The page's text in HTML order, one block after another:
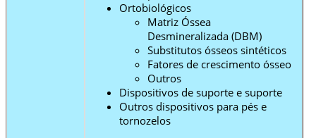
Ortobiológicos
Matriz Óssea
Desmineralizada (DBM)
Substitutos ósseos sintéticos
Fatores de crescimento ósseo
Outros
Dispositivos de suporte e suporte
Outros dispositivos para pés e
tornozelos